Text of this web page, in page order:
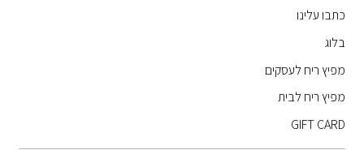
כתבו עלינו
בלוג
מפיץ ריח לעסקים
מפיץ ריח לבית
GIFT CARD